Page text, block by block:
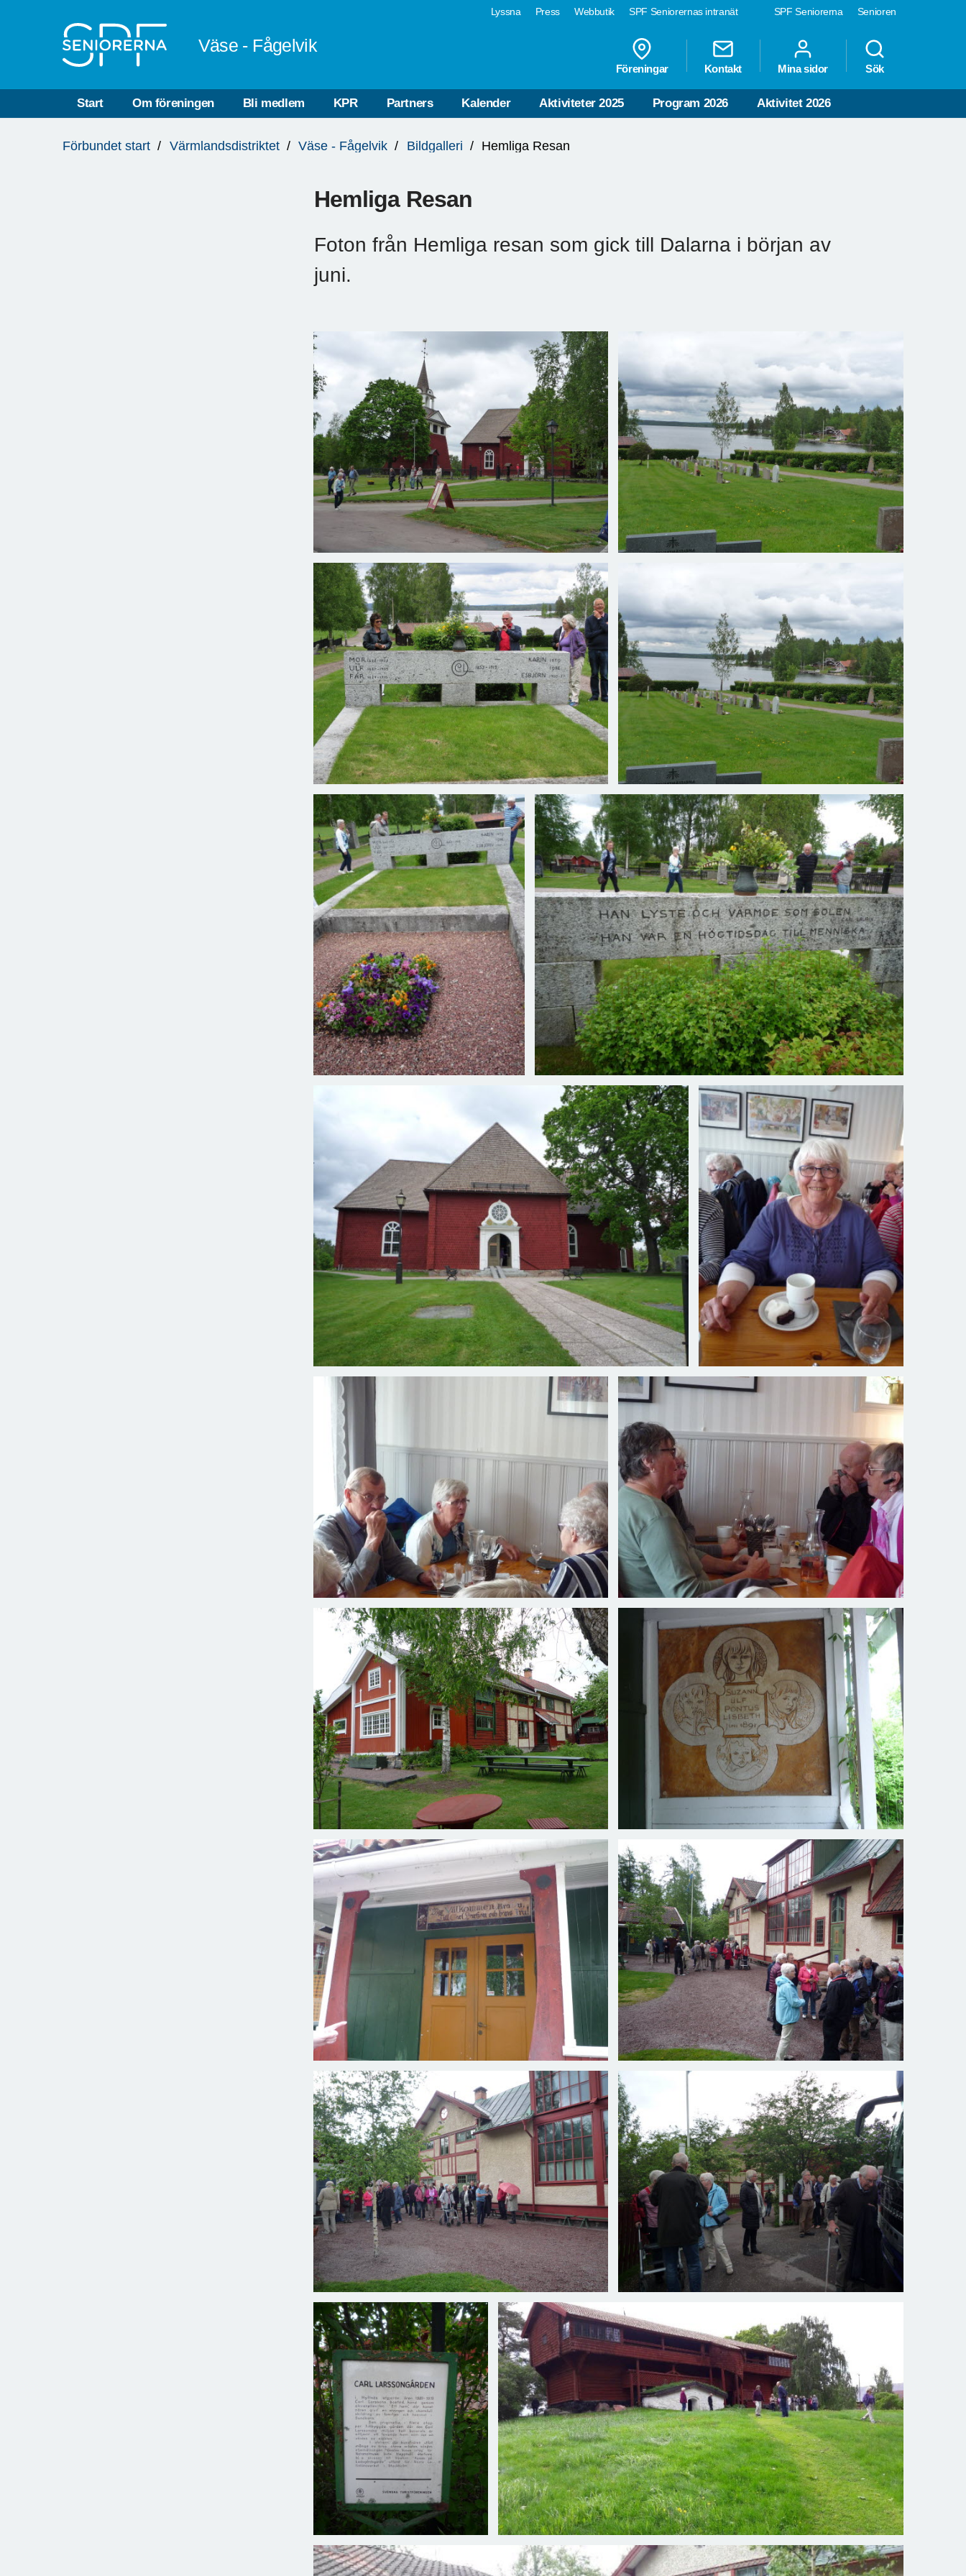
SPF Seniorerna Senioren
Lyssna Press Webbutik SPF Seniorernas intranät
Väse - Fågelvik
Föreningar Kontakt Mina sidor Sök
Start Om föreningen Bli medlem KPR Partners Kalender Aktiviteter 2025 Program 2026 Aktivitet 2026
är
Förbundet start Värmlandsdistriktet Väse - Fågelvik Bildgalleri Hemliga Resan
Hemliga Resan
Foton från Hemliga resan som gick till Dalarna i början av
juni.